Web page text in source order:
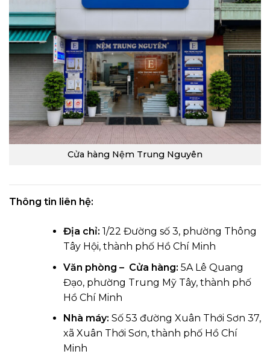
Cửa hàng Nệm Trung Nguyên
Thông tin liên hệ:
Địa chỉ: 1/22 Đường số 3, phường Thông
Tây Hội, thành phố Hồ Chí Minh
Văn phòng – Cửa hàng: 5A Lê Quang
Đạo, phường Trung Mỹ Tây, thành phố
Hồ Chí Minh
Nhà máy: Số 53 đường Xuân Thới Sơn 37,
xã Xuân Thới Sơn, thành phố Hồ Chí
Minh